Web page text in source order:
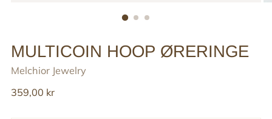
MULTICOIN HOOP ØRERINGE
Melchior Jewelry
Reguler
359,00 kr